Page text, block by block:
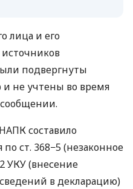
лица и его
подвергнуты
не учтены во время
составило
ст. 368−5 (незаконное
УКУ (внесение
в декларацию)